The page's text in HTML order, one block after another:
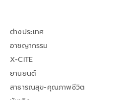
ต่างประเทศ
อาชญากรรม
X-CITE
ยานยนต์
สาธารณสุข-คุณภาพชีวิต